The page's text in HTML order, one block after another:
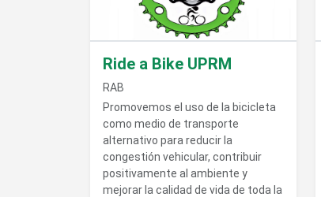
Ride a Bike UPRM
RAB
Promovemos el uso de la bicicleta
como medio de transporte
alternativo para reducir la
congestión vehicular, contribuir
positivamente al ambiente y
mejorar la calidad de vida de toda la